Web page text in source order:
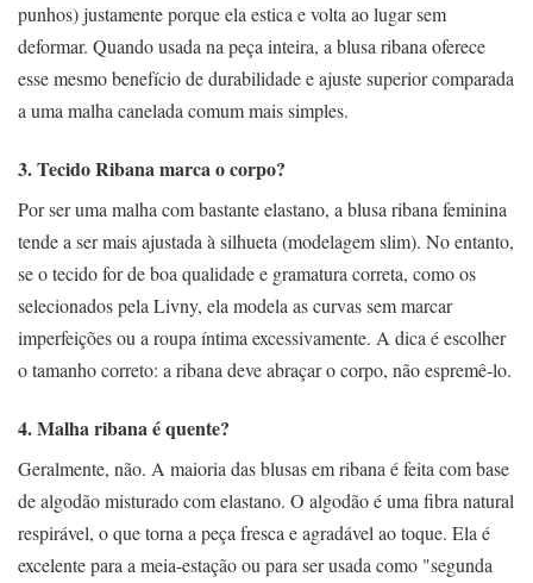
punhos) justamente porque ela estica e volta ao lugar sem
deformar. Quando usada na peça inteira, a blusa ribana oferece
esse mesmo benefício de durabilidade e ajuste superior comparada
a uma malha canelada comum mais simples.
3. Tecido Ribana marca o corpo?
Por ser uma malha com bastante elastano, a blusa ribana feminina
tende a ser mais ajustada à silhueta (modelagem slim). No entanto,
se o tecido for de boa qualidade e gramatura correta, como os
selecionados pela Livny, ela modela as curvas sem marcar
imperfeições ou a roupa íntima excessivamente. A dica é escolher
o tamanho correto: a ribana deve abraçar o corpo, não espremê-lo.
4. Malha ribana é quente?
Geralmente, não. A maioria das blusas em ribana é feita com base
de algodão misturado com elastano. O algodão é uma fibra natural
respirável, o que torna a peça fresca e agradável ao toque. Ela é
excelente para a meia-estação ou para ser usada como "segunda